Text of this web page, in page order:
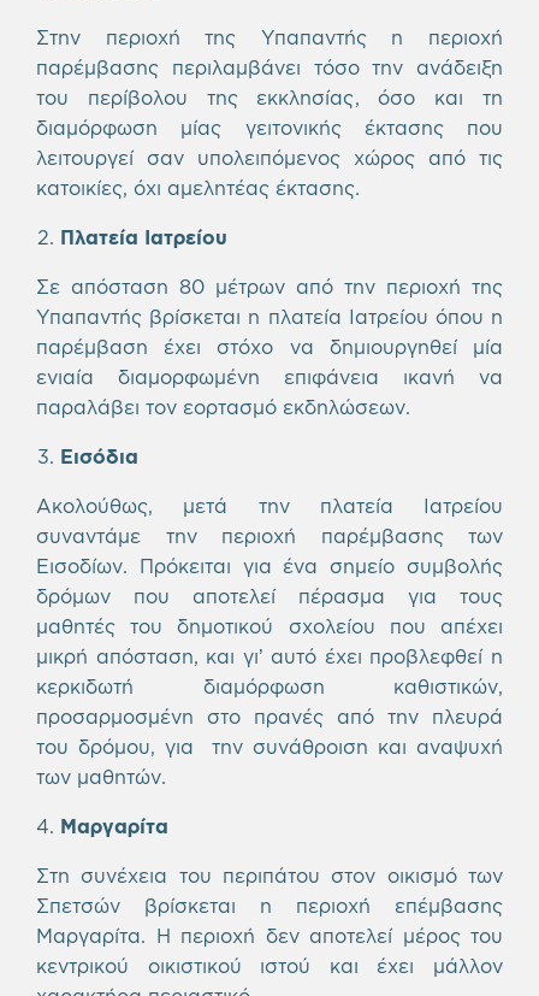
Στην περιοχή της Υπαπαντής η περιοχή
παρέμβασης περιλαμβάνει τόσο την ανάδειξη
του περίβολου της εκκλησίας, όσο και τη
διαμόρφωση μίας γειτονικής έκτασης που
λειτουργεί σαν υπολειπόμενος χώρος από τις
κατοικίες, όχι αμελητέας έκτασης.
Πλατεία Ιατρείου
Σε απόσταση 80 μέτρων από την περιοχή της
Υπαπαντής βρίσκεται η πλατεία Ιατρείου όπου η
παρέμβαση έχει στόχο να δημιουργηθεί μία
ενιαία διαμορφωμένη επιφάνεια ικανή να
παραλάβει τον εορτασμό εκδηλώσεων.
Εισόδια
Ακολούθως, μετά την πλατεία Ιατρείου
συναντάμε την περιοχή παρέμβασης των
Εισοδίων. Πρόκειται για ένα σημείο συμβολής
δρόμων που αποτελεί πέρασμα για τους
μαθητές του δημοτικού σχολείου που απέχει
μικρή απόσταση, και γι’ αυτό έχει προβλεφθεί η
κερκιδωτή διαμόρφωση καθιστικών,
προσαρμοσμένη στο πρανές από την πλευρά
του δρόμου, για την συνάθροιση και αναψυχή
των μαθητών.
Μαργαρίτα
Στη συνέχεια του περιπάτου στον οικισμό των
Σπετσών βρίσκεται η περιοχή επέμβασης
Μαργαρίτα. Η περιοχή δεν αποτελεί μέρος του
κεντρικού οικιστικού ιστού και έχει μάλλον